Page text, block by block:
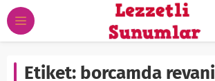
Etiket: borcamda revani